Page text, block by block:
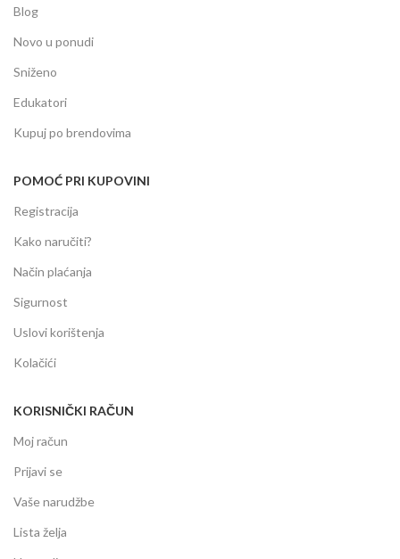
Blog
Novo u ponudi
Sniženo
Edukatori
Kupuj po brendovima
POMOĆ PRI KUPOVINI
Registracija
Kako naručiti?
Način plaćanja
Sigurnost
Uslovi korištenja
Kolačići
KORISNIČKI RAČUN
Moj račun
Prijavi se
Vaše narudžbe
Lista želja